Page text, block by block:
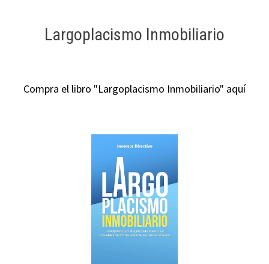
Largoplacismo Inmobiliario
Compra el libro "Largoplacismo Inmobiliario" aquí